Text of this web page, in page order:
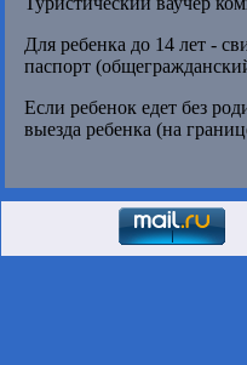
Для ребенка до 14 лет -
паспорт
Если ребенок едет без
выезда ребенка (на